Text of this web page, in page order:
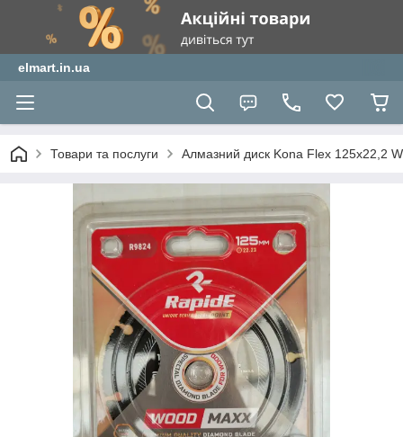
elmart.in.ua
Товари та послуги Алмазний диск Kona Flex 125x22,2